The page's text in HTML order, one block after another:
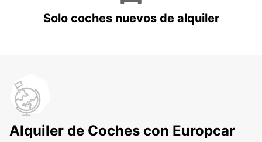
Solo coches nuevos de alquiler
Alquiler de Coches con Europcar